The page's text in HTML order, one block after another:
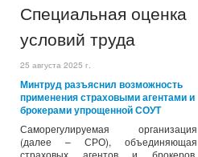
Специальная оценка
условий труда
25 августа 2025 г.
Минтруд разъяснил возможность
применения страховыми агентами и
брокерами упрощенной СОУТ
Саморегулируемая организация
(далее – СРО), объединяющая